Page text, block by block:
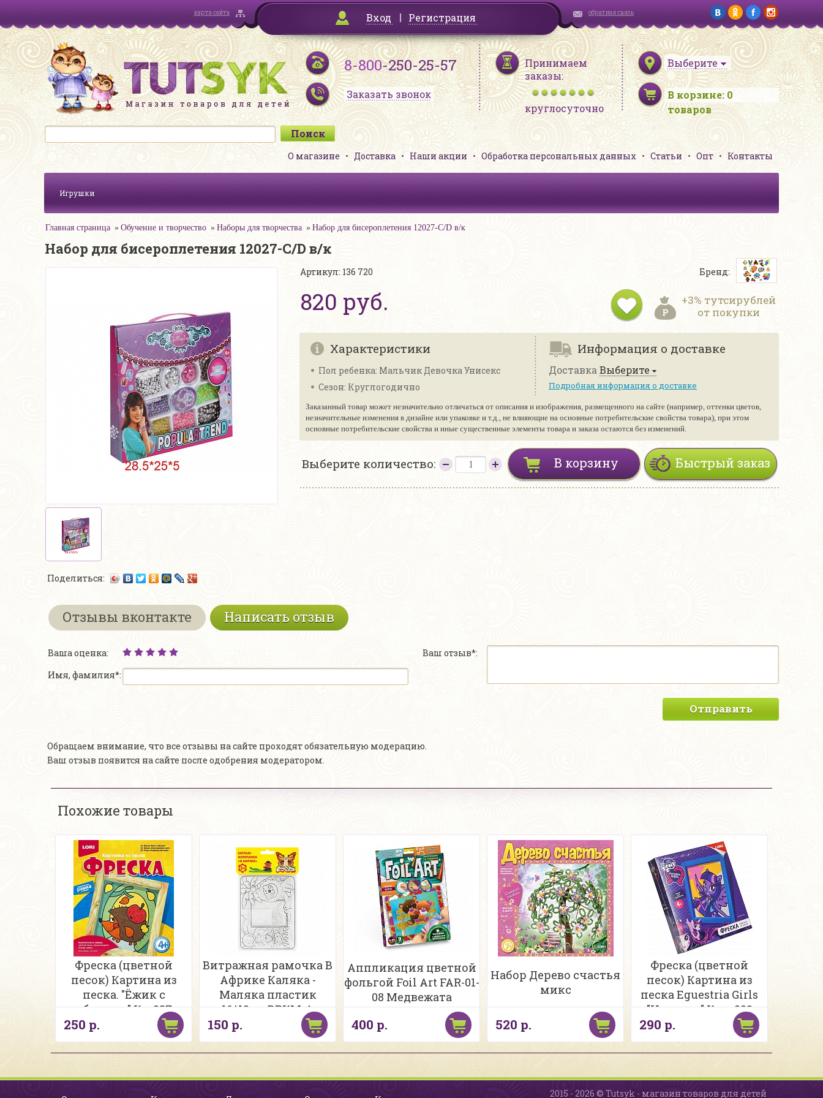
карта сайта Вход Регистрация обратная связь
8-800-250-25-57
Заказать звонок
Принимаем
заказы:
круглосуточно
Выберите
В корзине: 0
товаров
О магазине Доставка Наши акции Обработка персональных данных Статьи Опт Контакты
Игрушки
Главная страница Обучение и творчество Наборы для творчества Набор для бисероплетения 12027-C/D в/к
Набор для бисероплетения 12027-C/D в/к
Поделиться:
Артикул: 136 720
820 руб.
Бренд:
+3% тутсирублей
от покупки
Характеристики
Пол ребенка: Мальчик Девочка Унисекс
Сезон: Круглогодично
Информация о доставке
Доставка Выберите
Подробная информация о доставке
Заказанный товар может незначительно отличаться от описания и изображения, размещенного на сайте (например, оттенки цветов,
незначительные изменения в дизайне или упаковке и т.д., не влияющие на основные потребительские свойства товара), при этом
основные потребительские свойства и иные существенные элементы товара и заказа остаются без изменений.
Выберите количество: Быстрый заказ
В корзину
Отзывы вконтакте Написать отзыв
Ваша оценка:
Имя, фамилия*:
Ваш отзыв*:
Отправить
Обращаем внимание, что все отзывы на сайте проходят обязательную модерацию.
Ваш отзыв появится на сайте после одобрения модератором.
Похожие товары
Фреска (цветной
песок) Картина из
песка. "Ёжик с
яблоком" Кп-037
250 р.
Витражная рамочка В
Африке Каляка -
Маляка пластик
16*12см ВРКМ-А
150 р.
Аппликация цветной
фольгой Foil Art FAR-01-
08 Медвежата
400 р.
Набор Дерево счастья
микс
520 р.
Фреска (цветной
песок) Картина из
песка Eguestria Girls
"Искорка" Кпп-009
290 р.
2015 - 2026 © Tutsyk - магазин товаров для детей